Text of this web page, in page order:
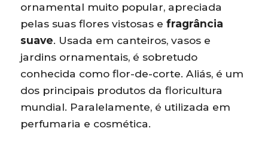
ornamental muito popular, apreciada
pelas suas flores vistosas efragrância
suave. Usada em canteiros, vasos e
jardins ornamentais, é sobretudo
conhecida como flor-de-corte. Aliás, é um
dos principais produtos da floricultura
mundial. Paralelamente, é utilizada em
perfumaria e cosmética.